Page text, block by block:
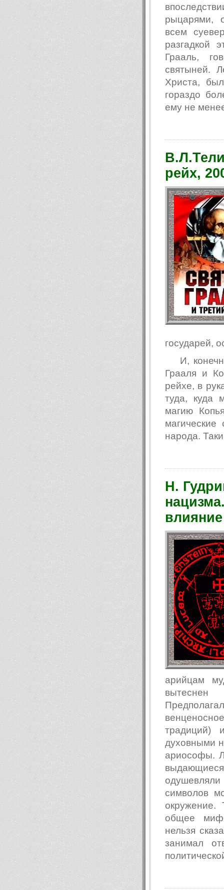
рыцарями,
всем
разгадкой
Грааль,
святыней.
Христа,
гораздо
ему не
рейх,
государей,
И,
Грааля и
рейхе, в
туда, куда
магию
народа.
Н.
арийцам
традиций)
духовными
ариософы.
символов
окружение.
общее
нельзя
занимал